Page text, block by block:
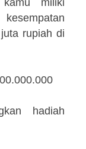
rupiah di
hadiah